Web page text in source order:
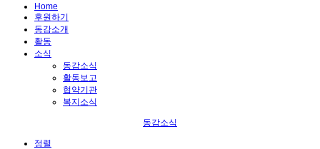
Home
후원하기
동감소개
활동
소식
동감소식
활동보고
협약기관
복지소식
동감소식
정렬